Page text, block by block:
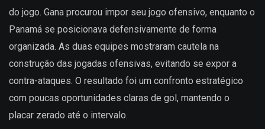
do jogo. Gana procurou impor seu jogo ofensivo, enquanto o
Panamá se posicionava defensivamente de forma
organizada. As duas equipes mostraram cautela na
construção das jogadas ofensivas, evitando se expor a
contra-ataques. O resultado foi um confronto estratégico
com poucas oportunidades claras de gol, mantendo o
placar zerado até o intervalo.